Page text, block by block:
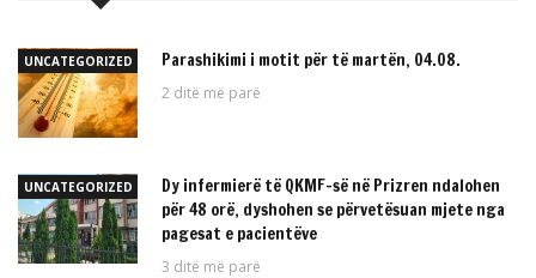
UNCATEGORIZED Parashikimi i motit për të martën, 04.08.
2 ditë më parë
UNCATEGORIZED
Dy infermierë të QKMF-së në Prizren ndalohen
për 48 orë, dyshohen se përvetësuan mjete nga
pagesat e pacientëve
3 ditë më parë